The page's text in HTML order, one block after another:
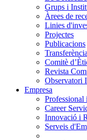
Grups i
Àrees de
Linies
Projectes
Publicacions
Comitè
Revista
Observatori
Empresa
Professional
Career
Innovació i
Serveis